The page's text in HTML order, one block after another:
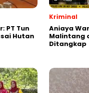
PT Tun
Hutan
Kriminal
Aniaya
Malintang
Ditangkap